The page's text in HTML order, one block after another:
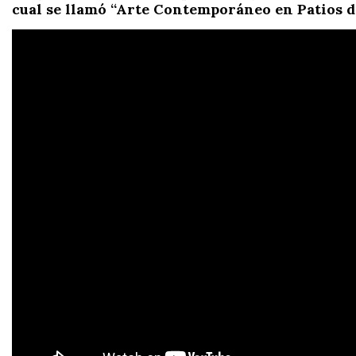
cual se llamó “Arte Contemporáneo en Patios